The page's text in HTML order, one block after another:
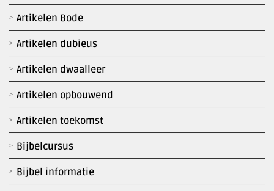
Artikelen Bode
Artikelen dubieus
Artikelen dwaalleer
Artikelen opbouwend
Artikelen toekomst
Bijbelcursus
Bijbel informatie